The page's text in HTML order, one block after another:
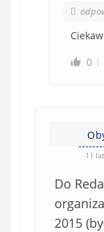
0
11
Do
2015